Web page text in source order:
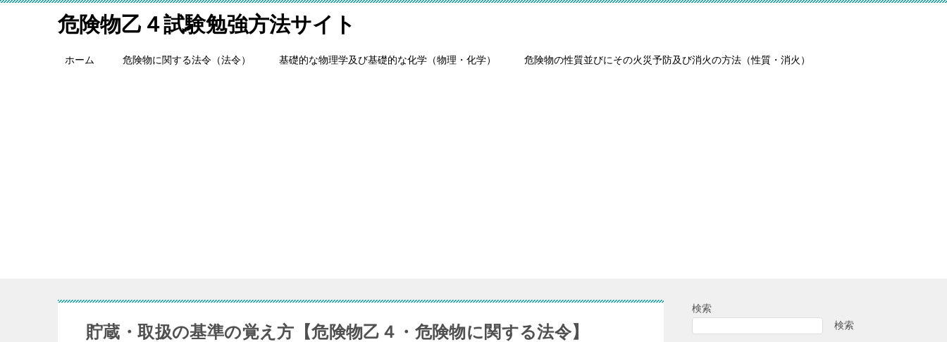
危険物乙４試験勉強方法サイト
ホーム 危険物に関する法令（法令） 基礎的な物理学及び基礎的な化学（物理・化学） 危険物の性質並びにその火災予防及び消火の方法（性質・消火）
貯蔵・取扱の基準の覚え方【危険物乙４・危険物に関する法令】
検索
検索